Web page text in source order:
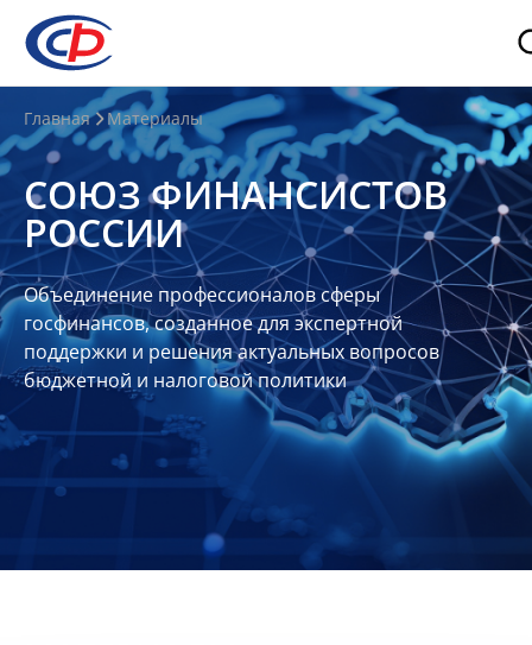
О
нас
О
СФР
Совет
Союза
Участники
Планы
отчеты
Контакты
Главная Материалы
СОЮЗ ФИНАНСИСТОВ
РОССИИ
Объединение профессионалов сферы
госфинансов, созданное для экспертной
поддержки и решения актуальных вопросов
бюджетной и налоговой политики